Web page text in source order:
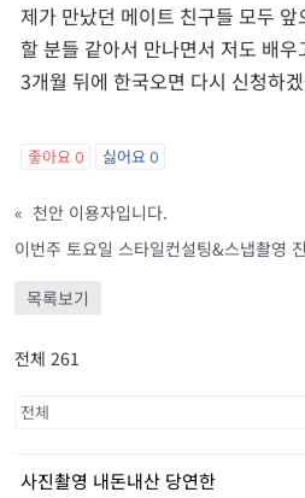
제가 만났던 메이트 친구들 모두
할 분들 같아서 만나면서 저도 배우
3개월 뒤에 한국오면 다시 신청하
좋아요 0 싫어요0
« 천안 이용자입니다.
이번주 토요일 스타일컨설팅&스냅촬영
목록보기
전체 261
사진촬영 내돈내산 당연한